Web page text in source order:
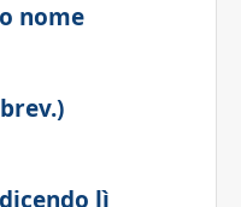
nome
lì